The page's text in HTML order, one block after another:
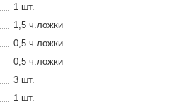
1 шт.
1,5 ч.ложки
0,5 ч.ложки
0,5 ч.ложки
3 шт.
1 шт.